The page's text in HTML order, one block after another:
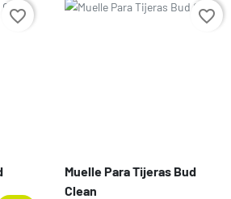
favorite_border Prix
Muelle Para Tijeras Bud
Clean
favorite_border